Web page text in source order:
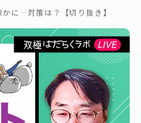
に…対策は？【切り抜き】